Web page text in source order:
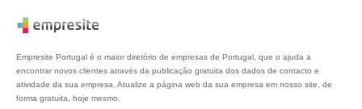
Empresite Portugal é o maior diretório de empresas de Portugal, que o ajuda a
encontrar novos clientes através da publicação gratuita dos dados de contacto e
atividade da sua empresa. Atualize a página web da sua empresa em nosso site, de
forma gratuita, hoje mesmo.